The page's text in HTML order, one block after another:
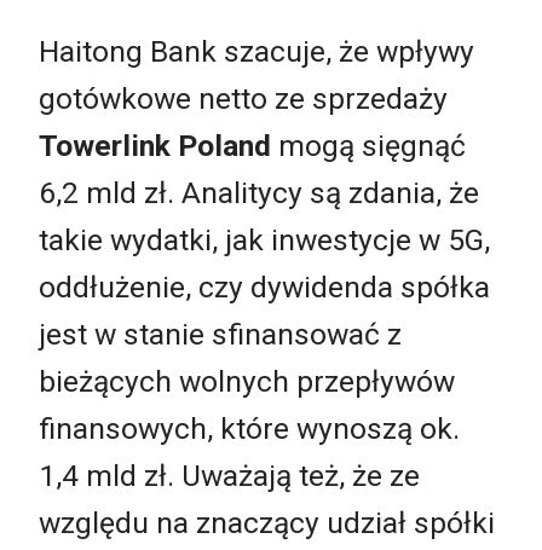
Haitong Bank szacuje, że wpływy
gotówkowe netto ze sprzedaży
Towerlink Poland mogą sięgnąć
6,2 mld zł. Analitycy są zdania, że
takie wydatki, jak inwestycje w 5G,
oddłużenie, czy dywidenda spółka
jest w stanie sfinansować z
bieżących wolnych przepływów
finansowych, które wynoszą ok.
1,4 mld zł. Uważają też, że ze
względu na znaczący udział spółki